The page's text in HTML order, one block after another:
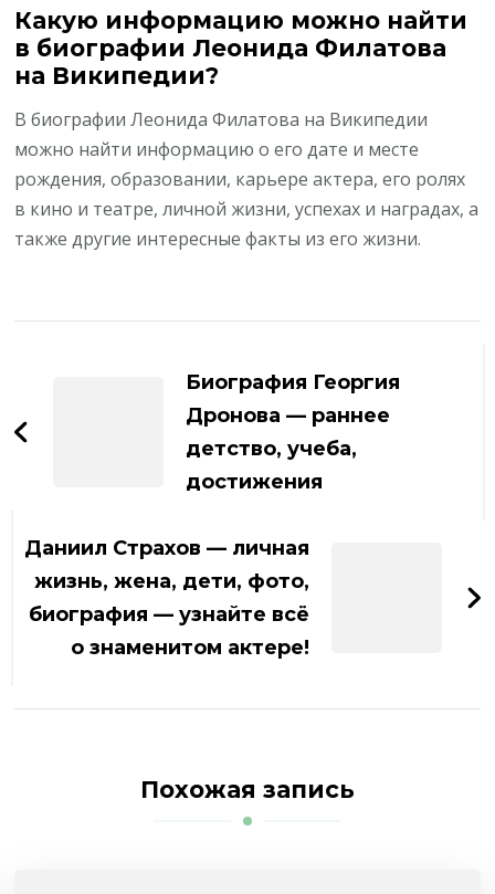
Какую информацию можно найти
в биографии Леонида Филатова
на Википедии?
В биографии Леонида Филатова на Википедии
можно найти информацию о его дате и месте
рождения, образовании, карьере актера, его ролях
в кино и театре, личной жизни, успехах и наградах, а
также другие интересные факты из его жизни.
записям
Биография Георгия
Дронова — раннее
детство, учеба,
достижения
Даниил Страхов — личная
жизнь, жена, дети, фото,
биография — узнайте всё
о знаменитом актере!
Похожая запись